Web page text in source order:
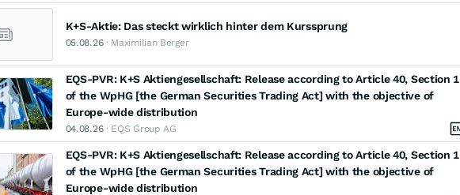
K+S-Aktie: Das steckt wirklich hinter dem Kurssprung
05.08.26· Maximilian Berger
EQS-PVR: K+S Aktiengesellschaft: Release according to Article 40, Section 1
of the WpHG [the German Securities Trading Act] with the objective of
Europe-wide distribution
04.08.26· EQS Group AG
EQS-PVR: K+S Aktiengesellschaft: Release according to Article 40, Section 1
of the WpHG [the German Securities Trading Act] with the objective of
Europe-wide distribution